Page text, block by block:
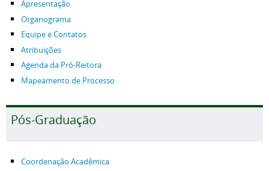
Apresentação
Organograma
Equipe e Contatos
Atribuições
Agenda da Pró-Reitora
Mapeamento de Processo
Pós-Graduação
Coordenação Acadêmica